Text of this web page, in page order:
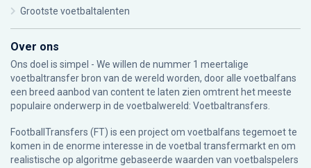
Grootste voetbaltalenten
Over ons
Ons doel is simpel - We willen de nummer 1 meertalige
voetbaltransfer bron van de wereld worden, door alle voetbalfans
een breed aanbod van content te laten zien omtrent het meeste
populaire onderwerp in de voetbalwereld: Voetbaltransfers.
FootballTransfers (FT) is een project om voetbalfans tegemoet te
komen in de enorme interesse in de voetbal transfermarkt en om
realistische op algoritme gebaseerde waarden van voetbalspelers